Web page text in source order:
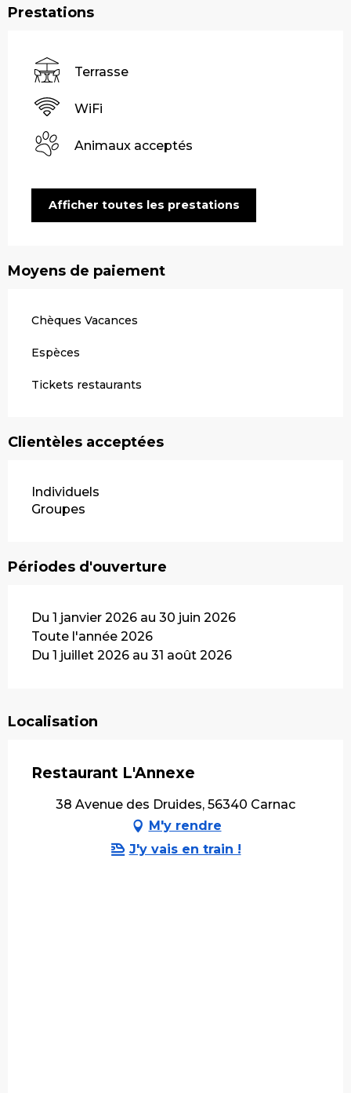
Prestations
Terrasse
WiFi
Animaux acceptés
Afficher toutes les prestations
Moyens de paiement
Chèques Vacances
Espèces
Tickets restaurants
Clientèles acceptées
Individuels
Groupes
Périodes d'ouverture
Du 1 janvier 2026 au 30 juin 2026
Toute l'année 2026
Du 1 juillet 2026 au 31 août 2026
Localisation
Restaurant L'Annexe
38 Avenue des Druides, 56340 Carnac
M'y rendre
J'y vais en train !